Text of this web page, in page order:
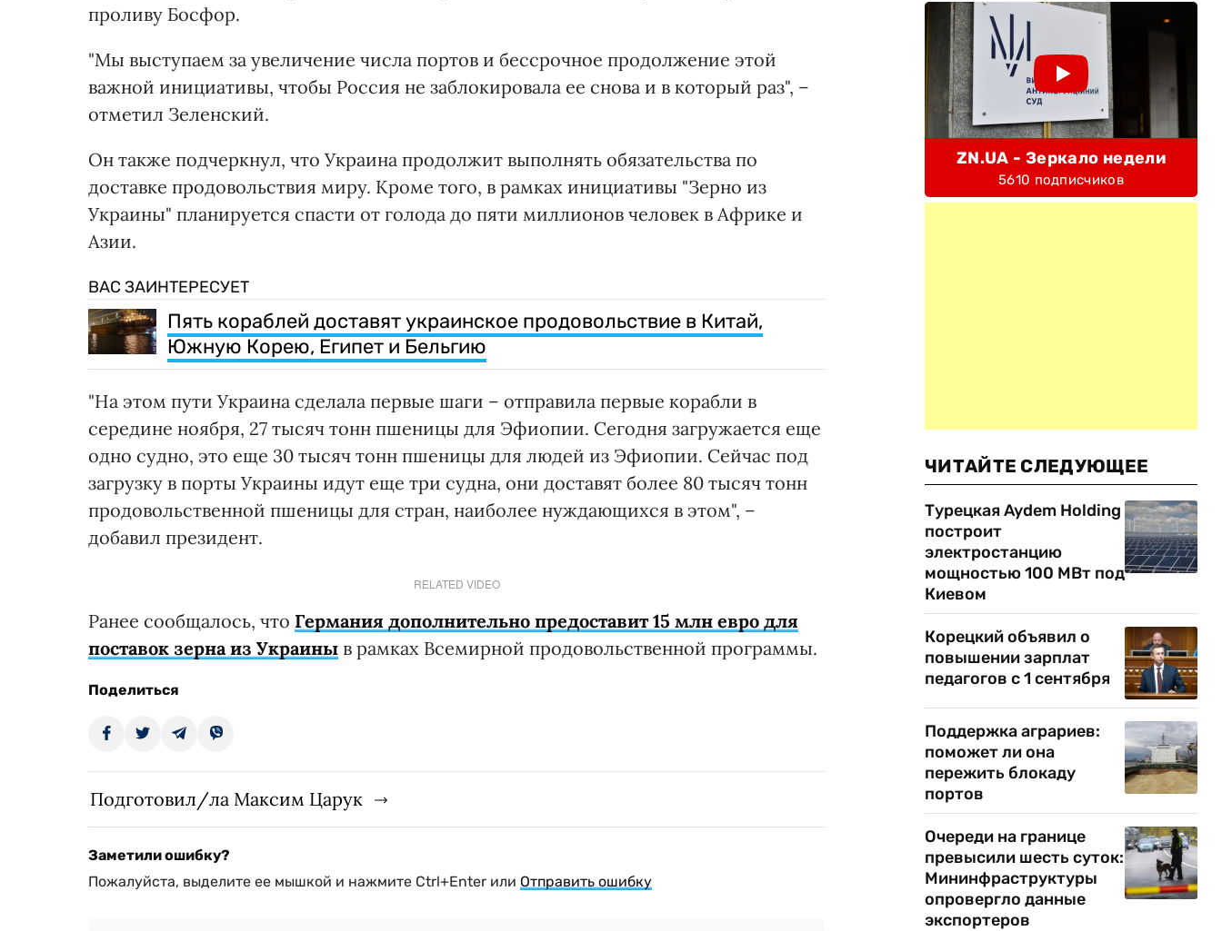
проливу Босфор.
"Мы выступаем за увеличение числа портов и бессрочное продолжение этой
важной инициативы, чтобы Россия не заблокировала ее снова и в который раз", –
отметил Зеленский.
Он также подчеркнул, что Украина продолжит выполнять обязательства по
доставке продовольствия миру. Кроме того, в рамках инициативы "Зерно из
Украины" планируется спасти от голода до пяти миллионов человек в Африке и
Азии.
ВАС ЗАИНТЕРЕСУЕТ
Пять кораблей доставят украинское продовольствие в Китай,
Южную Корею, Египет и Бельгию
"На этом пути Украина сделала первые шаги – отправила первые корабли в
середине ноября, 27 тысяч тонн пшеницы для Эфиопии. Сегодня загружается еще
одно судно, это еще 30 тысяч тонн пшеницы для людей из Эфиопии. Сейчас под
загрузку в порты Украины идут еще три судна, они доставят более 80 тысяч тонн
продовольственной пшеницы для стран, наиболее нуждающихся в этом", –
добавил президент.
RELATED VIDEO
Ранее сообщалось, что Германия дополнительно предоставит 15 млн евро для
поставок зерна из Украины в рамках Всемирной продовольственной программы.
Поделиться
Подготовил/ла Максим Царук
Заметили ошибку?
Пожалуйста, выделите ее мышкой и нажмите Ctrl+Enter или Отправить ошибку
ZN.UA - Зеркало недели
5610 подписчиков
ЧИТАЙТЕ СЛЕДУЮЩЕЕ
Турецкая Aydem Holding
построит
электростанцию
мощностью 100 МВт под
Киевом
Корецкий объявил о
повышении зарплат
педагогов с 1 сентября
Поддержка аграриев:
поможет ли она
пережить блокаду
портов
Очереди на границе
превысили шесть суток:
Мининфраструктуры
опровергло данные
экспортеров